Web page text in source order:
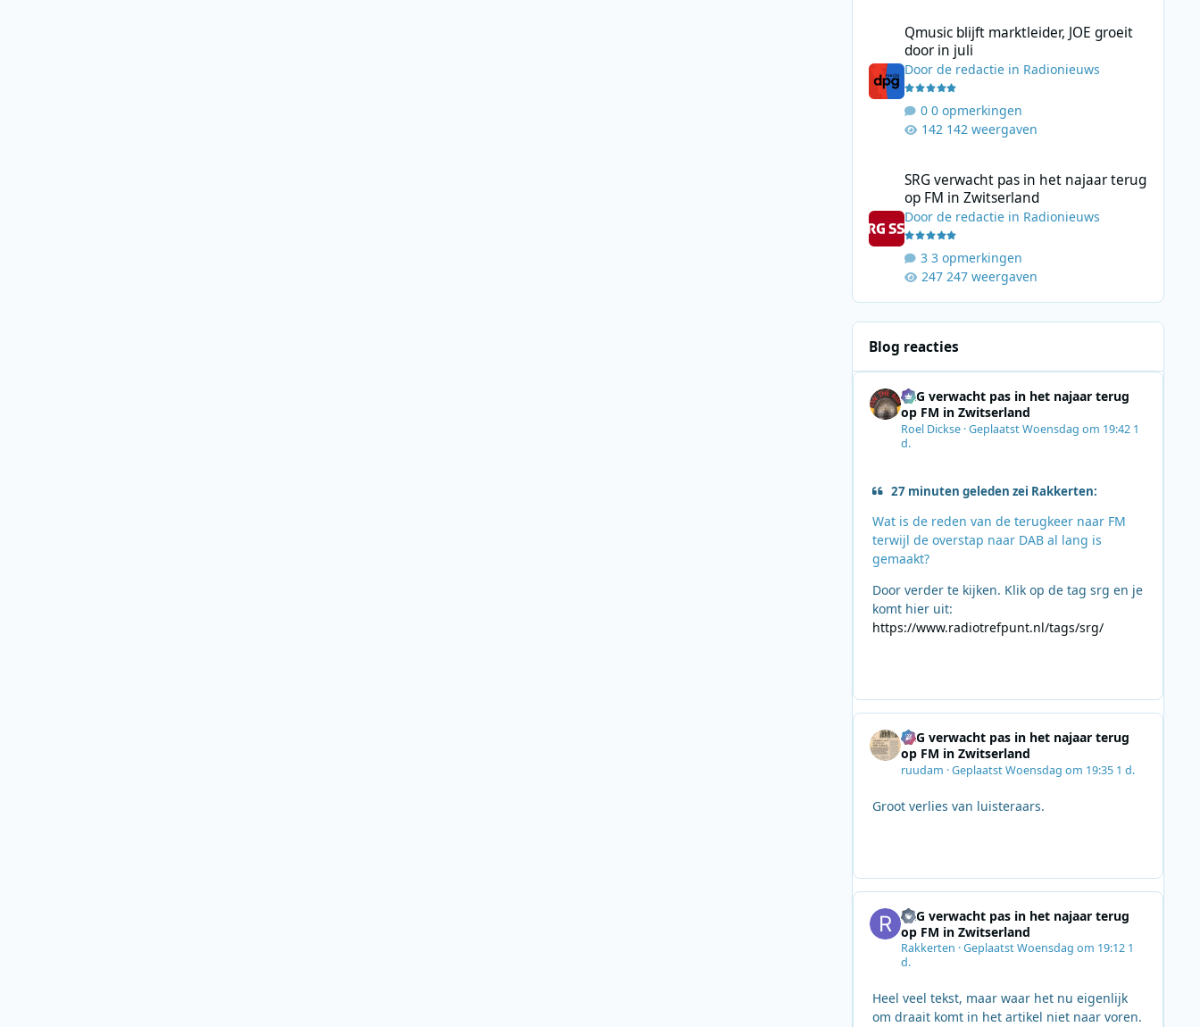
Qmusic blijft marktleider, JOE groeit
door in juli
Door de redactiein Radionieuws
0 opmerkingen
142 weergaven
SRG verwacht pas in het najaar terug
op FM in Zwitserland
Door de redactiein Radionieuws
3 opmerkingen
247 weergaven
Blog reacties
SRG verwacht pas in het najaar terug
op FM in Zwitserland
Roel Dickse·GeplaatstWoensdag om 19:42 1
d.
27 minuten geleden zei Rakkerten:
Wat is de reden van de terugkeer naar FM
terwijl de overstap naar DAB al lang is
gemaakt?
Door verder te kijken. Klik op de tag srg en je
komt hier uit:
https://www.radiotrefpunt.nl/tags/srg/
SRG verwacht pas in het najaar terug
op FM in Zwitserland
ruudam ·GeplaatstWoensdag om 19:35 1 d.
Groot verlies van luisteraars.
SRG verwacht pas in het najaar terug
op FM in Zwitserland
Rakkerten ·GeplaatstWoensdag om 19:12 1
d.
Heel veel tekst, maar waar het nu eigenlijk
om draait komt in het artikel niet naar voren.